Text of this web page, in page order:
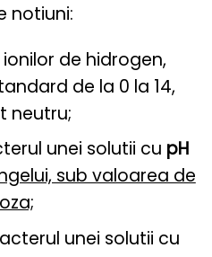
notiuni:
de hidrogen,
de la 0 la 14,
neutru;
unei solutii cu pH
sub valoarea de
unei solutii cu